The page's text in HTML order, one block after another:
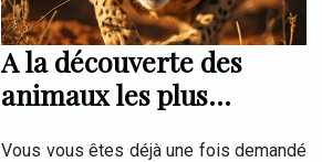
A la découverte des
animaux les plus
Vous vous êtes déjà une fois demandé